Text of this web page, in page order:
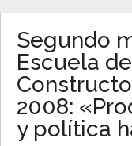
Segundo
Escuela
2008:
y política